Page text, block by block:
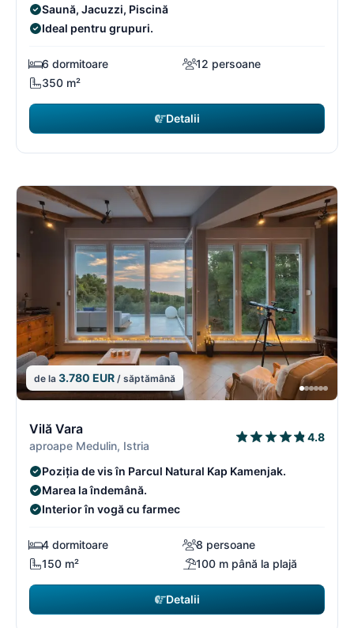
Saună, Jacuzzi, Piscină
Ideal pentru grupuri.
6 dormitoare
12 persoane
350 m²
Detalii
de la 3.780 EUR / săptămână
Vilă Vara
aproape Medulin, Istria
4.8
Poziția de vis în Parcul Natural Kap Kamenjak.
Marea la îndemână.
Interior în vogă cu farmec
4 dormitoare
8 persoane
150 m²
100 m până la plajă
Detalii